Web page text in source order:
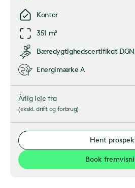
Kontor
351 m²
Bæredygtighedscertifikat
Energimærke A
Årlig leje fra
(ekskl. drift og forbrug)
Hent
Book